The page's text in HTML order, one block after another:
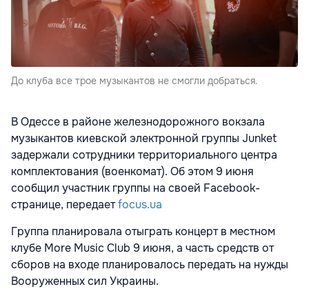
До клуба все трое музыкантов не смогли добраться.
В Одессе в районе железнодорожного вокзала
музыкантов киевской электронной группы Junket
задержали сотрудники территориального центра
комплектования (военкомат). Об этом 9 июня
сообщил участник группы на своей Facebook-
странице, передаетfocus.ua
Группа планировала отыграть концерт в местном
клубе More Music Club 9 июня, а часть средств от
сборов на входе планировалось передать на нужды
Вооруженных сил Украины.